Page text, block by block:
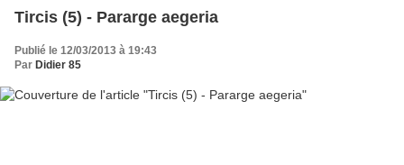
Tircis (5) - Pararge aegeria
Publié le 12/03/2013 à 19:43
Par Didier 85